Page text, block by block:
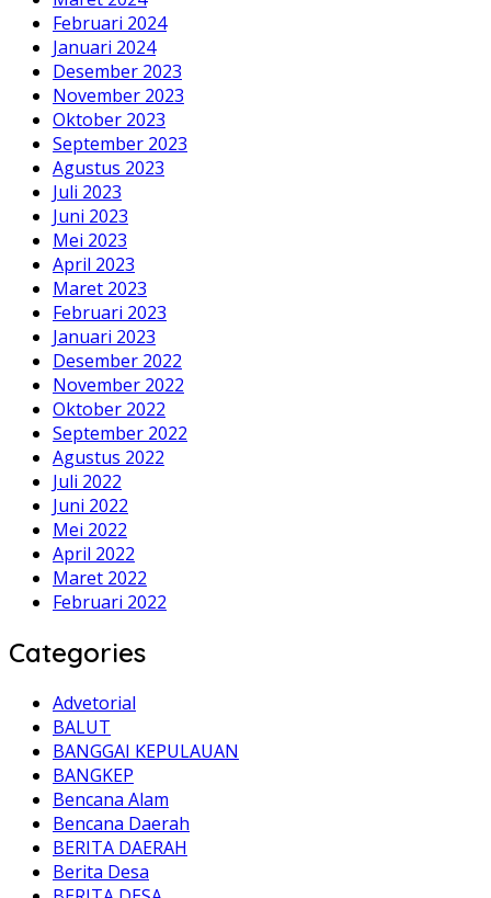
Februari 2024
Januari 2024
Desember 2023
November 2023
Oktober 2023
September 2023
Agustus 2023
Juli 2023
Juni 2023
Mei 2023
April 2023
Maret 2023
Februari 2023
Januari 2023
Desember 2022
November 2022
Oktober 2022
September 2022
Agustus 2022
Juli 2022
Juni 2022
Mei 2022
April 2022
Maret 2022
Februari 2022
Categories
Advetorial
BALUT
BANGGAI KEPULAUAN
BANGKEP
Bencana Alam
Bencana Daerah
BERITA DAERAH
Berita Desa